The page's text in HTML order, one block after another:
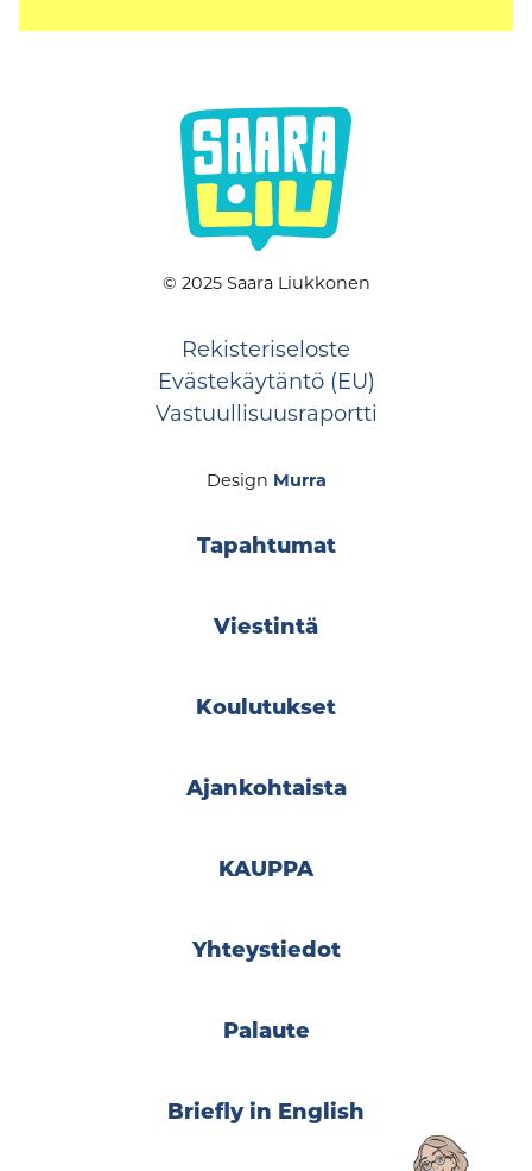
© 2025 Saara Liukkonen
Rekisteriseloste
Evästekäytäntö (EU)
Vastuullisuusraportti
Design Murra
Tapahtumat
Viestintä
Koulutukset
Ajankohtaista
KAUPPA
Yhteystiedot
Palaute
Briefly in English